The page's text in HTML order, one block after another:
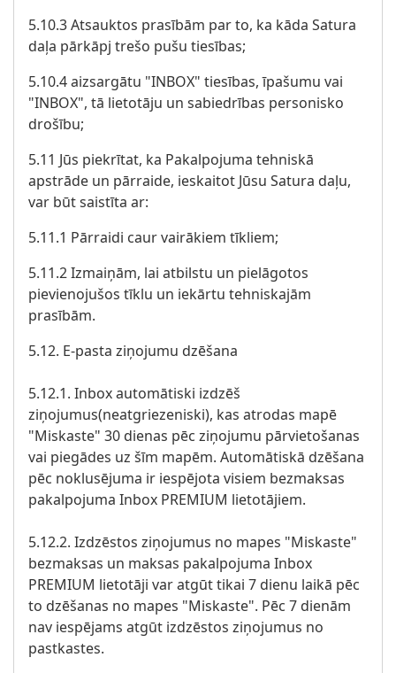
5.10.3 Atsauktos prasībām par to, ka kāda Satura
daļa pārkāpj trešo pušu tiesības;
5.10.4 aizsargātu "INBOX" tiesības, īpašumu vai
"INBOX", tā lietotāju un sabiedrības personisko
drošību;
5.11 Jūs piekrītat, ka Pakalpojuma tehniskā
apstrāde un pārraide, ieskaitot Jūsu Satura daļu,
var būt saistīta ar:
5.11.1 Pārraidi caur vairākiem tīkliem;
5.11.2 Izmaiņām, lai atbilstu un pielāgotos
pievienojušos tīklu un iekārtu tehniskajām
prasībām.
5.12. E-pasta ziņojumu dzēšana
5.12.1. Inbox automātiski izdzēš
ziņojumus(neatgriezeniski), kas atrodas mapē
"Miskaste" 30 dienas pēc ziņojumu pārvietošanas
vai piegādes uz šīm mapēm. Automātiskā dzēšana
pēc noklusējuma ir iespējota visiem bezmaksas
pakalpojuma Inbox PREMIUM lietotājiem.
5.12.2. Izdzēstos ziņojumus no mapes "Miskaste"
bezmaksas un maksas pakalpojuma Inbox
PREMIUM lietotāji var atgūt tikai 7 dienu laikā pēc
to dzēšanas no mapes "Miskaste". Pēc 7 dienām
nav iespējams atgūt izdzēstos ziņojumus no
pastkastes.